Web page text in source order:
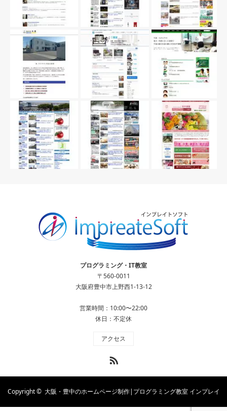
プログラミング・IT教室
〒560-0011
大阪府豊中市上野西1-13-12
営業時間：10:00〜22:00
休日：不定休
アクセス
Copyright © 大阪・豊中のホームページ制作|プログラミング教室 インプレイ